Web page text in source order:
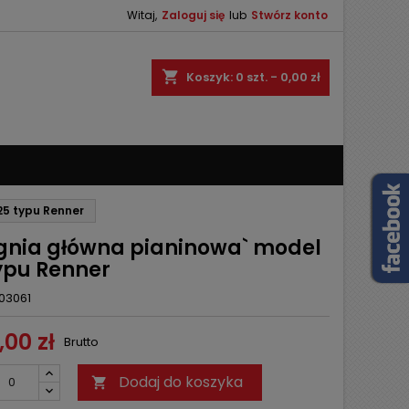
Witaj, Zaloguj się lub Stwórz konto
shopping_cart Koszyk: 0 szt. - 0,00 zł
typu Renner
główna pianinowa` model
Renner
zł Brutto
 Dodaj do koszyka